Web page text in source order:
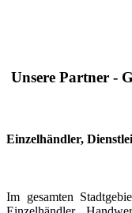
Unsere Partner -
Einzelhändler,
Im gesamten